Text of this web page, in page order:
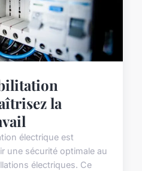
la
électrique est
une sécurité optimale au
électriques. Ce